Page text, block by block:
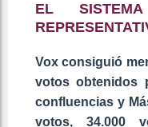
EL
Vox consiguió
votos obtenidos
confluencias y
votos, 34.000